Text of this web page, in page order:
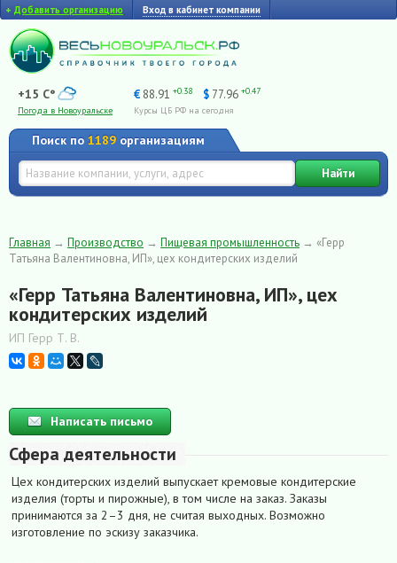
+ Добавить организацию Вход в кабинет компании
+15 C°
Погода в Новоуральске
€ 88.91 +0.38 $ 77.96 +0.47
Курсы ЦБ РФ на сегодня
Поиск по 1189 организациям
Найти
Главная → Производство → Пищевая промышленность → «Герр
Татьяна Валентиновна, ИП», цех кондитерских изделий
«Герр Татьяна Валентиновна, ИП», цех
кондитерских изделий
ИП Герр Т. В.
Написать письмо
Сфера деятельности
Цех кондитерских изделий выпускает кремовые кондитерские
изделия (торты и пирожные), в том числе на заказ. Заказы
принимаются за 2–3 дня, не считая выходных. Возможно
изготовление по эскизу заказчика.